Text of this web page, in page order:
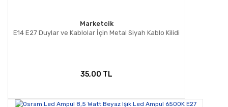
Marketcik
E14 E27 Duylar ve Kablolar İçin Metal Siyah Kablo Kilidi
35,00 TL